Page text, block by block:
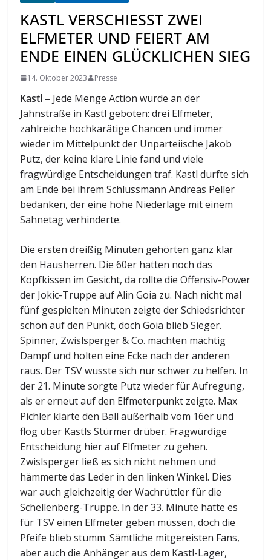
KASTL VERSCHIESST ZWEI E
LFMETER UND FEIERT AM E
NDE EINEN GLÜCKLICHEN SIEG
14. Oktober 2023 Presse
Kastl – Jede Menge Action wurde an der
Jahnstraße in Kastl geboten: drei Elfmeter,
zahlreiche hochkarätige Chancen und immer
wieder im Mittelpunkt der Unparteiische Jakob
Putz, der keine klare Linie fand und viele
fragwürdige Entscheidungen traf. Kastl durfte sich
am Ende bei ihrem Schlussmann Andreas Peller
bedanken, der eine hohe Niederlage mit einem
Sahnetag verhinderte.
Die ersten dreißig Minuten gehörten ganz klar
den Hausherren. Die 60er hatten noch das
Kopfkissen im Gesicht, da rollte die Offensiv-Power
der Jokic-Truppe auf Alin Goia zu. Nach nicht mal
fünf gespielten Minuten zeigte der Schiedsrichter
schon auf den Punkt, doch Goia blieb Sieger.
Spinner, Zwislsperger & Co. machten mächtig
Dampf und holten eine Ecke nach der anderen
raus. Der TSV wusste sich nur schwer zu helfen. In
der 21. Minute sorgte Putz wieder für Aufregung,
als er erneut auf den Elfmeterpunkt zeigte. Max
Pichler klärte den Ball außerhalb vom 16er und
flog über Kastls Stürmer drüber. Fragwürdige
Entscheidung hier auf Elfmeter zu gehen.
Zwislsperger ließ es sich nicht nehmen und
hämmerte das Leder in den linken Winkel. Dies
war auch gleichzeitig der Wachrüttler für die
Schellenberg-Truppe. In der 33. Minute hätte es
für TSV einen Elfmeter geben müssen, doch die
Pfeife blieb stumm. Sämtliche mitgereisten Fans,
aber auch die Anhänger aus dem Kastl-Lager,